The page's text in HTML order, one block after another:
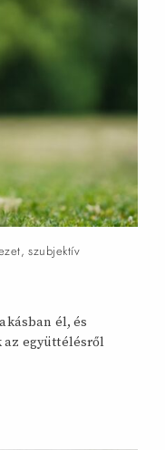
,szubjektív
él, és
az együttélésről